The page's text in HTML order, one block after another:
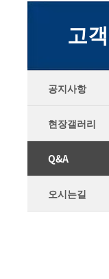
고
공지사항
현장갤러리
Q&A
오시는길